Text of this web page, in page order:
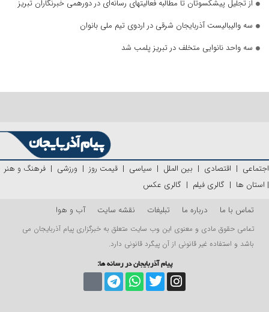
از تجلیل پیشکسوتان تا مطالبه فعالیتهای رسانه‌ای در دورهمی خبرنگاران تبریز
سه والیبالیست آذربایجان‌ شرقی در اردوی تیم ملی بانوان
سه واحد نانوایی متخلف در تبریز پلمب شد
اجتماعی | اقتصادی | بین الملل | سیاسی | قیمت روز | ورزشی | فرهنگ و هنر
| استان ها | گالری فیلم | گالری عکس
تماس با ما
درباره ما تبلیغات نقشه سایت آب و هوا
تمامی حقوق مادی و معنوی این وب سایت متعلق به خبرگزاری پیام آذربایجان می
باشد و استفاده غیر قانونی از آن پیگرد قانونی دارد.
پیام آذربایجان در رسانه ها: